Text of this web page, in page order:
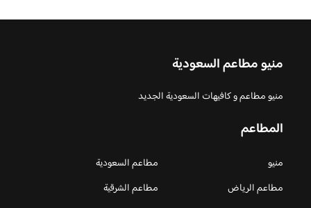
منيو مطاعم السعودية
منيو مطاعم و كافيهات السعودية الجديد
المطاعم
منيو
مطاعم السعودية
مطاعم الرياض
مطاعم الشرقية